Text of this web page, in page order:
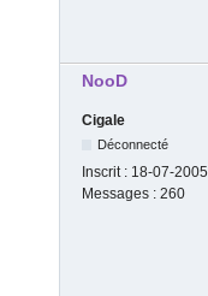
NooD
Cigale
Déconnecté
Inscrit : 18-07-2005
Messages : 260